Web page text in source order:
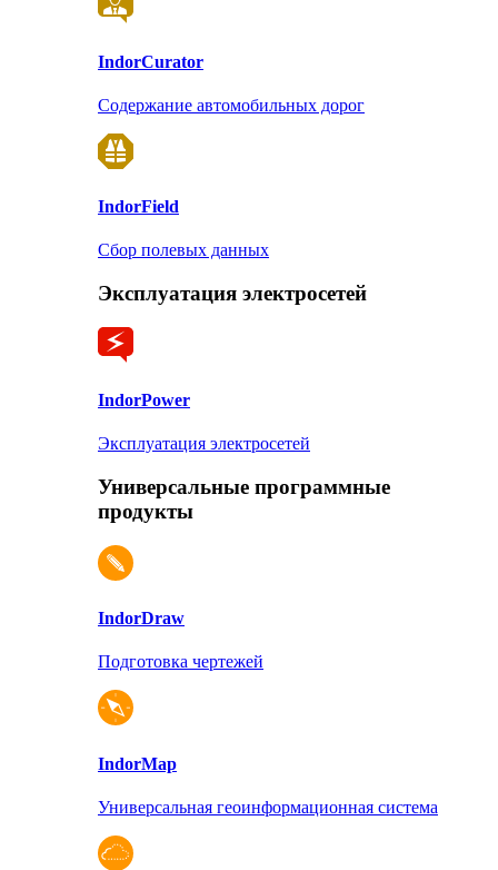
IndorCurator
Содержание автомобильных дорог
IndorField
Сбор полевых данных
Эксплуатация электросетей
IndorPower
Эксплуатация электросетей
Универсальные программные
продукты
IndorDraw
Подготовка чертежей
IndorMap
Универсальная геоинформационная система